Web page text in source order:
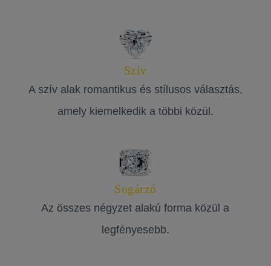
Szív
A szív alak romantikus és stílusos választás,
amely kiemelkedik a többi közül.
Sugárzó
Az összes négyzet alakú forma közül a
legfényesebb.